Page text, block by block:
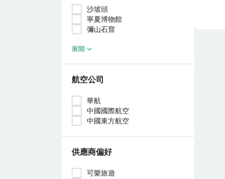
沙坡頭
寧夏博物館
彌山石窟
展開
航空公司
華航
中國國際航空
中國東方航空
供應商偏好
可樂旅遊